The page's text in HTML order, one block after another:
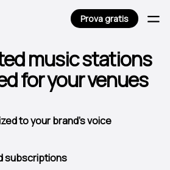
Prova gratis
music stations
for your venues
to your brand's voice
subscriptions